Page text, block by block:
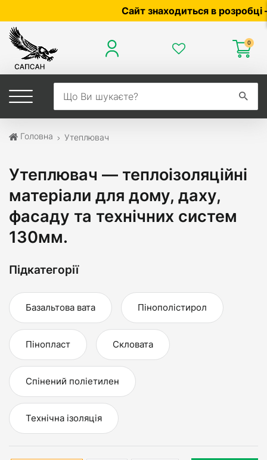
Сайт знаходиться в розробці — по
0
Головна Утеплювач
Утеплювач — теплоізоляційні
матеріали для дому, даху,
фасаду та технічних систем
130мм.
Підкатегорії
Базальтова вата Пінополістирол
Пінопласт Скловата
Спінений поліетилен
Технічна ізоляція